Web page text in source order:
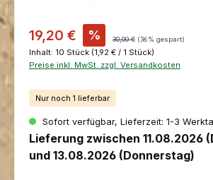
Verkaufspreis:
19,20 € % Regulärer Preis:
30,00 € (36% gespart)
Inhalt: 10 Stück (1,92 € / 1 Stück)
Preise inkl. MwSt. zzgl. Versandkosten
Nur noch 1 lieferbar
Sofort verfügbar, Lieferzeit: 1-3
Lieferung zwischen 11.08.2026
und 13.08.2026 (Donnerstag)